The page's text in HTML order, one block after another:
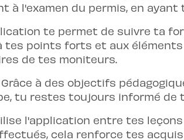
à l'examen du permis, en
te permet de suivre ta
tes points forts et aux éléments
de tes moniteurs.
Grâce à des objectifs
tu restes toujours informé de
l'application entre tes
cela renforce tes